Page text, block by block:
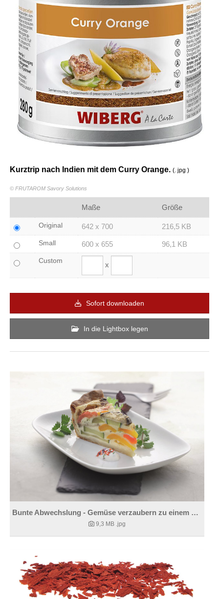
Kurztrip nach Indien mit dem Curry Orange. (. jpg )
© FRUTAROM Savory Solutions
Maße Größe
Original 642 x 700 216,5 KB
Small 600 x 655 96,1 KB
Custom x
Sofort downloaden
In die Lightbox legen
Bunte Abwechslung - Gemüse verzaubern zu einem Hingucker
9,3 MB .jpg